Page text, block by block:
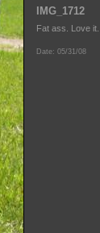
IMG_1712
Fat ass. Love it.
Date: 05/31/08